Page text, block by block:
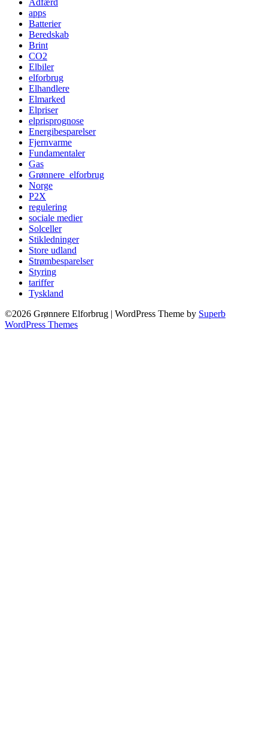
Adfærd
apps
Batterier
Beredskab
Brint
CO2
Elbiler
elforbrug
Elhandlere
Elmarked
Elpriser
elprisprognose
Energibesparelser
Fjernvarme
Fundamentaler
Gas
Grønnere_elforbrug
Norge
P2X
regulering
sociale medier
Solceller
Stikledninger
Store udland
Strømbesparelser
Styring
tariffer
Tyskland
©2026 Grønnere Elforbrug | WordPress Theme by Superb
WordPress Themes